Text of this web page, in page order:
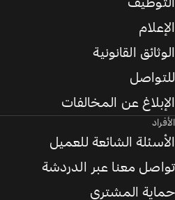
التوظيف
الإعلام
الوثائق القانونية
للتواصل
الإبلاغ عن المخالفات
الأفراد
الأسئلة الشائعة للعميل
تواصل معنا عبر الدردشة
حماية المشتري